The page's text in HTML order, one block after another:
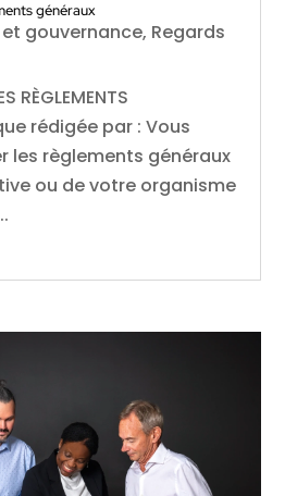
généraux
gouvernance, Regards
RÈGLEMENTS
rédigée par : Vous
les règlements généraux
ou de votre organisme